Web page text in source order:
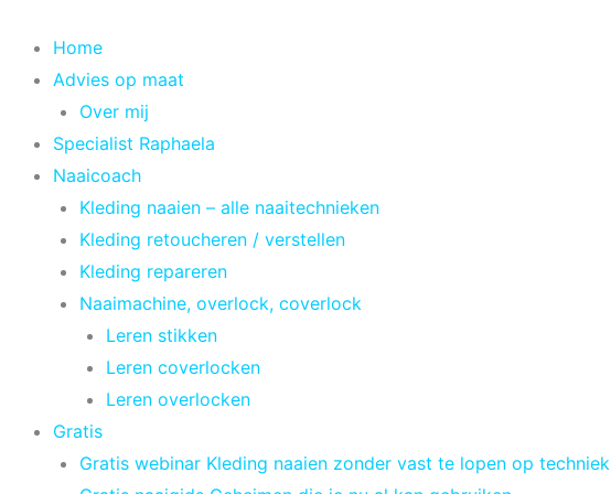
naar
Home
Advies op maat
Over mij
Specialist Raphaela
Naaicoach
Kleding naaien – alle naaitechnieken
Kleding retoucheren / verstellen
Kleding repareren
Naaimachine, overlock, coverlock
Leren stikken
Leren coverlocken
Leren overlocken
Gratis
Gratis webinar Kleding naaien zonder vast te lopen op techniek